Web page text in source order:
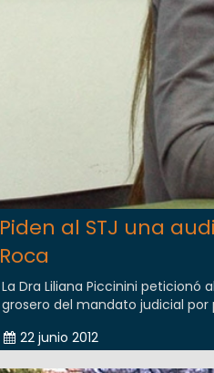
Piden al STJ una
Roca
La Dra Liliana Piccinini peticionó
grosero del mandato judicial por
22 junio 2012